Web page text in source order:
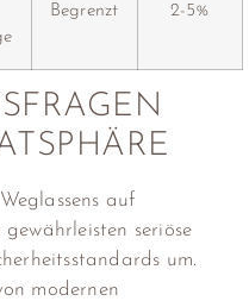
Begrenzt 2-5%
auf
seriöse
um.
modernen